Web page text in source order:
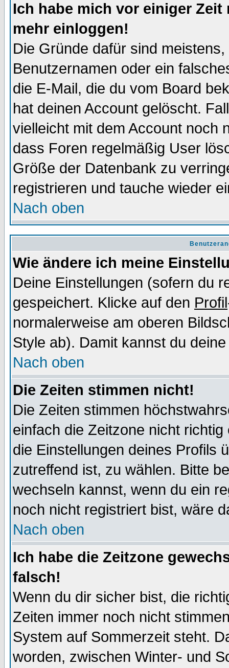
Ich habe mich vor einiger
mehr einloggen!
Die Gründe dafür sind
Benutzernamen oder ein
die E-Mail, die du vom Board
hat deinen Account gelöscht.
vielleicht mit dem Account noch
dass Foren regelmäßig User
Größe der Datenbank zu
registrieren und tauche wieder
Nach oben
Wie ändere ich meine
Deine Einstellungen (sofern du
gespeichert. Klicke auf den Profil
normalerweise am oberen
Style ab). Damit kannst du
Nach oben
Die Zeiten stimmen nicht!
Die Zeiten stimmen
einfach die Zeitzone nicht
die Einstellungen deines Profils
zutreffend ist, zu wählen. Bitte
wechseln kannst, wenn du ein
noch nicht registriert bist, wäre
Nach oben
Ich habe die Zeitzone
falsch!
Wenn du dir sicher bist, die
Zeiten immer noch nicht
System auf Sommerzeit steht.
worden, zwischen Winter- und